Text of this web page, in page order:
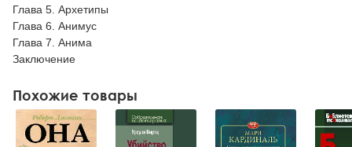
Глава 5. Архетипы
Глава 6. Анимус
Глава 7. Анима
Заключение
Похожие товары